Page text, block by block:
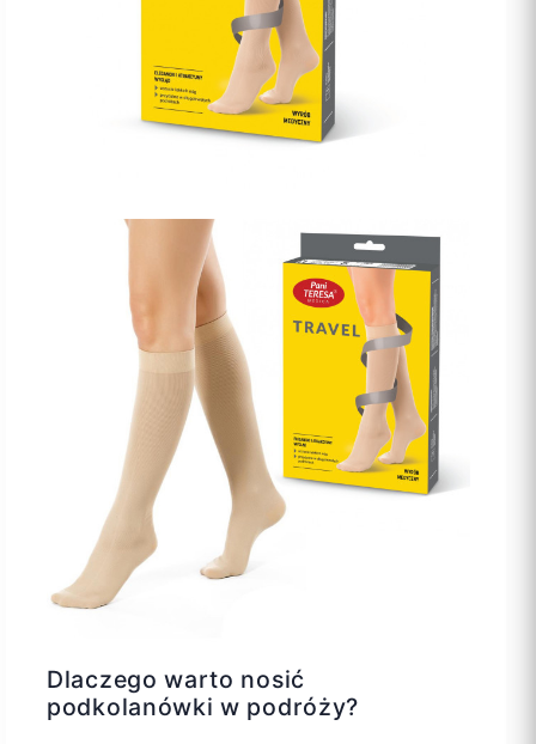
Dlaczego warto nosić
podkolanówki w podróży?